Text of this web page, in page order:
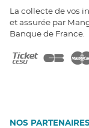
La collecte de vos
et assurée par
Banque de France.
NOS PARTENAIRES